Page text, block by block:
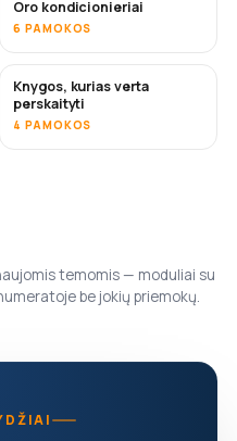
NETRUKUS
Oro kondicionieriai
6 PAMOKOS
NETRUKUS
Knygos, kurias verta
perskaityti
4 PAMOKOS
temomis — moduliai su
be jokių priemokų.